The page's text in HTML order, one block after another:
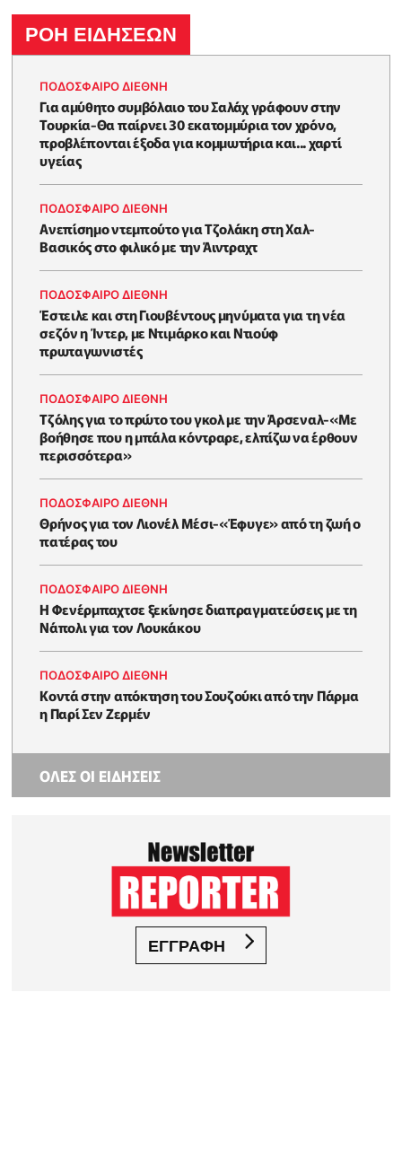
ΡΟΗ ΕΙΔΗΣΕΩΝ
ΠΟΔΟΣΦΑΙΡΟ ΔΙΕΘΝΗ
Για αμύθητο συμβόλαιο του Σαλάχ γράφουν στην
Τουρκία-Θα παίρνει 30 εκατομμύρια τον χρόνο,
προβλέπονται έξοδα για κομμωτήρια και... χαρτί
υγείας
ΠΟΔΟΣΦΑΙΡΟ ΔΙΕΘΝΗ
Ανεπίσημο ντεμπούτο για Τζολάκη στη Χαλ-
Βασικός στο φιλικό με την Άιντραχτ
ΠΟΔΟΣΦΑΙΡΟ ΔΙΕΘΝΗ
Έστειλε και στη Γιουβέντους μηνύματα για τη νέα
σεζόν η Ίντερ, με Ντιμάρκο και Ντιούφ
πρωταγωνιστές
ΠΟΔΟΣΦΑΙΡΟ ΔΙΕΘΝΗ
Τζόλης για το πρώτο του γκολ με την Άρσεναλ-«Με
βοήθησε που η μπάλα κόντραρε, ελπίζω να έρθουν
περισσότερα»
ΠΟΔΟΣΦΑΙΡΟ ΔΙΕΘΝΗ
Θρήνος για τον Λιονέλ Μέσι-«Έφυγε» από τη ζωή ο
πατέρας του
ΠΟΔΟΣΦΑΙΡΟ ΔΙΕΘΝΗ
Η Φενέρμπαχτσε ξεκίνησε διαπραγματεύσεις με τη
Νάπολι για τον Λουκάκου
ΠΟΔΟΣΦΑΙΡΟ ΔΙΕΘΝΗ
Κοντά στην απόκτηση του Σουζούκι από την Πάρμα
η Παρί Σεν Ζερμέν
ΟΛΕΣ ΟΙ ΕΙΔΗΣΕΙΣ
ΕΓΓΡΑΦΗ